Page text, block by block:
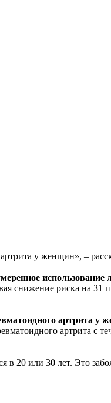
у женщин», –
использование
снижение риска на 31
артрита у
артрита с
в 20 или 30 лет. Это